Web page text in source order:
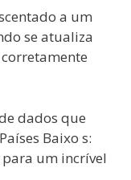
a um
se atualiza
dados que
Baixo s:
um incrível